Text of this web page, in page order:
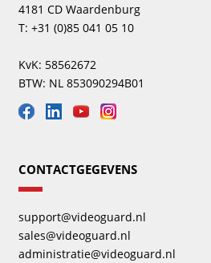
4181 CD Waardenburg
T: +31 (0)85 041 05 10
KvK: 58562672
BTW: NL 853090294B01
CONTACTGEGEVENS
support@videoguard.nl
sales@videoguard.nl
administratie@videoguard.nl